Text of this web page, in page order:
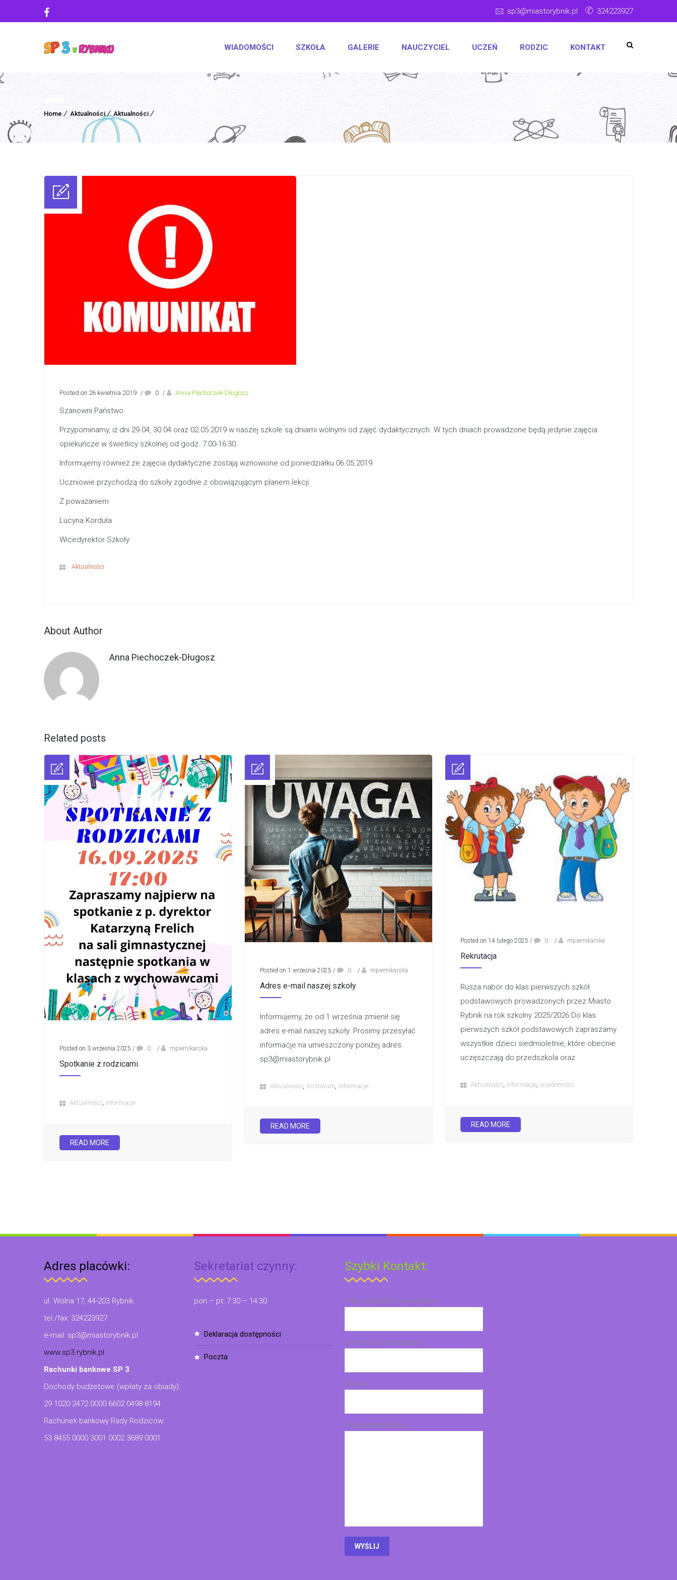
sp3@miastorybnik.pl 324223927
WIADOMOŚCI SZKOŁA GALERIE NAUCZYCIEL UCZEŃ RODZIC KONTAKT
Home Aktualności Aktualności
Posted on 26 kwietnia 2019 / 0 / Anna Piechoczek-Długosz
Szanowni Państwo
Przypominamy, iż dni 29.04, 30.04 oraz 02.05.2019 w naszej szkole są dniami wolnymi od zajęć dydaktycznych. W tych dniach prowadzone będą jedynie zajęcia
opiekuńcze w świetlicy szkolnej od godz. 7:00-16:30.
Informujemy również ze zajęcia dydaktyczne zostają wznowione od poniedziałku 06.05.2019.
Uczniowie przychodzą do szkoły zgodnie z obowiązującym planem lekcji.
Z poważaniem
Lucyna Korduła
Wicedyrektor Szkoły
Aktualności
About Author
Anna Piechoczek-Długosz
Related posts
Posted on 3 września 2025 / 0 / mpiernikarska
Spotkanie z rodzicami
Aktualności, Informacje
READ MORE
Posted on 1 września 2025 / 0 / mpiernikarska
Adres e-mail naszej szkoły
Informujemy, że od 1 września zmienił się
adres e-mail naszej szkoły. Prosimy przesyłać
informacje na umieszczony poniżej adres.
sp3@miastorybnik.pl
Aktualności, Archiwum, Informacje
READ MORE
Posted on 14 lutego 2025 / 0 / mpiernikarska
Rekrutacja
Rusza nabór do klas pierwszych szkół
podstawowych prowadzonych przez Miasto
Rybnik na rok szkolny 2025/2026 Do klas
pierwszych szkół podstawowych zapraszamy
wszystkie dzieci siedmioletnie, które obecnie
uczęszczają do przedszkola oraz
Aktualności, Informacje, wiadomości
READ MORE
Adres placówki:
ul. Wolna 17, 44-203 Rybnik
tel./fax: 324223927
e-mail: sp3@miastorybnik.pl
www.sp3.rybnik.pl
Rachunki bankowe SP 3
Dochody budżetowe (wpłaty za obiady):
29 1020 2472 0000 6602 0498 8194
Rachunek bankowy Rady Rodziców:
53 8455 0000 3001 0002 3689 0001
Sekretariat czynny:
pon – pt: 7:30 – 14:30
deklaracja dostępności
poczta
Szybki Kontakt:
Imię i nazwisko (wymagane)
Twój email (wymagane)
Temat
Treść wiadomości